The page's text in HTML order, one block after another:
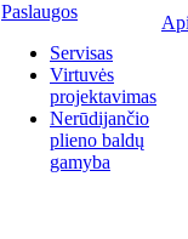
Paslaugos
Servisas
Virtuvės
projektavimas
Nerūdijančio
plieno baldų
gamyba